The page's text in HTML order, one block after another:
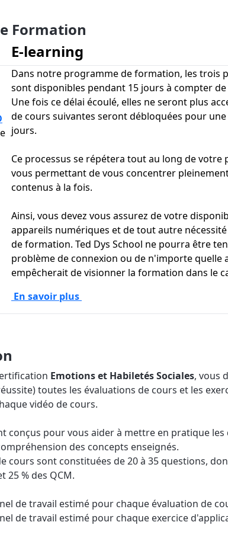
Formation
E-learning
Dans notre programme de formation, les trois
sont disponibles pendant 15 jours à compter
Une fois ce délai écoulé, elles ne seront plus
de cours suivantes seront débloquées pour
jours.
Ce processus se répétera tout au long de
vous permettant de vous concentrer
contenus à la fois.
Ainsi, vous devez vous assurez de votre
appareils numériques et de tout autre
de formation. Ted Dys School ne pourra être
problème de connexion ou de n'importe quelle
empêcherait de visionner la formation dans le
En savoir plus
Emotions et Habiletés Sociales, vous
toutes les évaluations de cours et les
vidéo de cours.
conçus pour vous aider à mettre en pratique les
des concepts enseignés.
cours sont constituées de 20 à 35 questions,
25 % des QCM.
de travail estimé pour chaque évaluation de
de travail estimé pour chaque exercice